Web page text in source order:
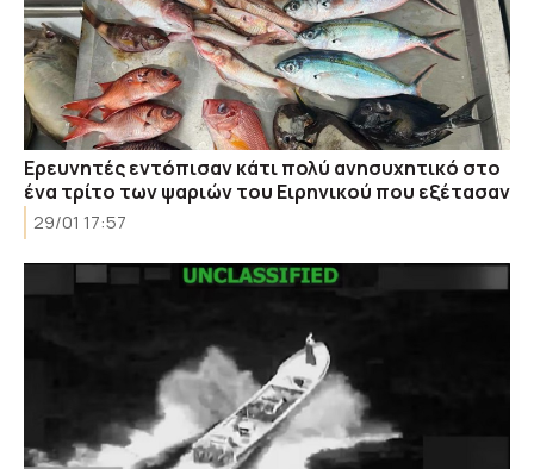
Ερευνητές εντόπισαν κάτι πολύ ανησυχητικό στο
ένα τρίτο των ψαριών του Ειρηνικού που εξέτασαν
29/01 17:57